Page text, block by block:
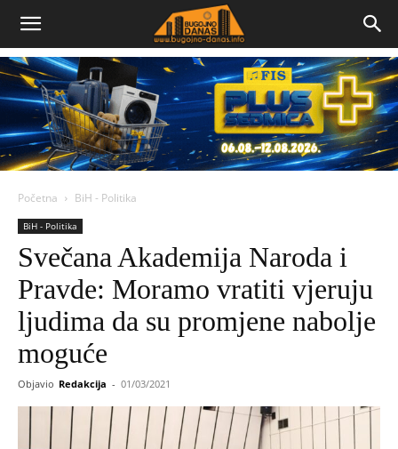
Bugojno
Danas
Početna BiH - Politika
BiH - Politika
Svečana Akademija Naroda i
Pravde: Moramo vratiti vjeruju
ljudima da su promjene nabolje
moguće
Objavio Redakcija - 01/03/2021